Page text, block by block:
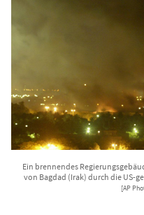
Ein brennendes
von Bagdad (Irak) durch die US-
[AP